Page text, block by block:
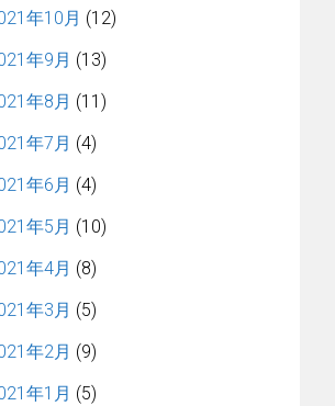
年10月 (12)
年9月 (13)
年8月 (11)
年7月 (4)
年6月 (4)
年5月 (10)
年4月 (8)
年3月 (5)
年2月 (9)
年1月 (5)